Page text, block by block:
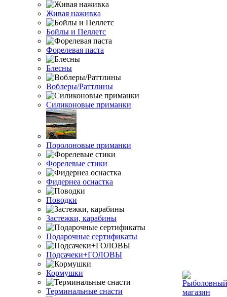
Живая наживка
Бойлы и Пеллетс
Форелевая паста
Блесны
Воблеры/Раттлины
Силиконовые приманки
Поролоновые приманки
Форелевые стики
Фидернеа оснастка
Поводки
Застежки, карабины
Подарочные сертификаты
Подсачеки+ГОЛОВЫ
Кормушки
Терминальные снасти